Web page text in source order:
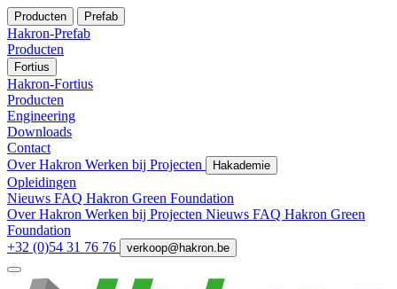
Producten Prefab
Hakron-Prefab
Producten
Fortius
Hakron-Fortius
Producten
Engineering
Downloads
Contact
Over Hakron Werken bij Projecten Hakademie
Opleidingen
Nieuws FAQ Hakron Green Foundation
Over Hakron Werken bij Projecten Nieuws FAQ Hakron Green
Foundation
+32 (0)54 31 76 76
verkoop@hakron.be